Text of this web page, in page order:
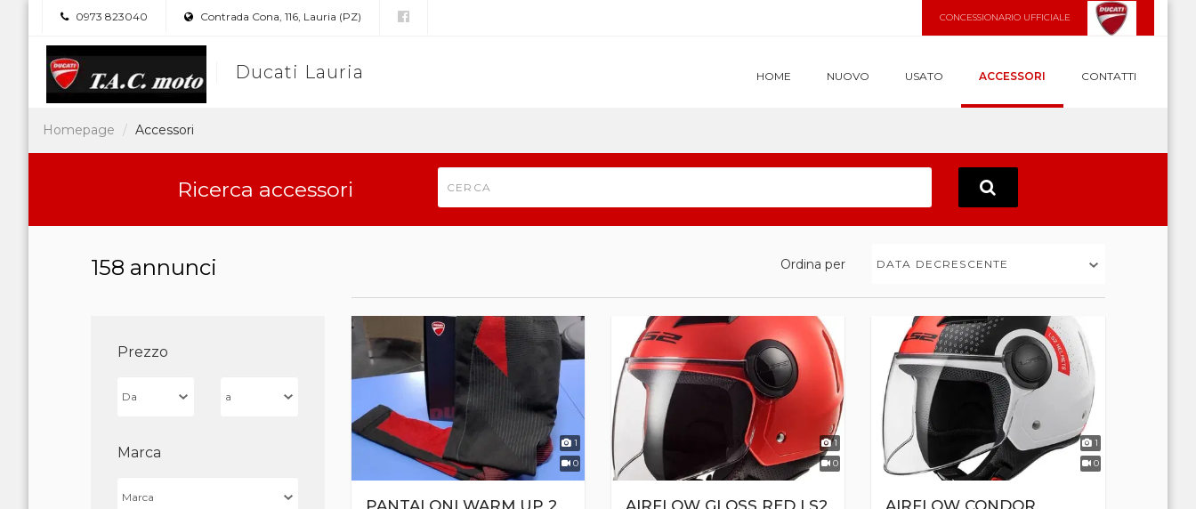
0973 823040 Contrada Cona, 116, Lauria (PZ) CONCESSIONARIO UFFICIALE
Ducati Lauria HOME NUOVO USATO ACCESSORI CONTATTI
Homepage Accessori
Ricerca accessori
158 annunci Ordina per DATA DECRESCENTE
Prezzo
Marca
1
0
1
0
1
0